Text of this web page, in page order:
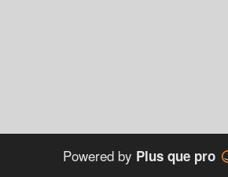
Powered by Plus que pro